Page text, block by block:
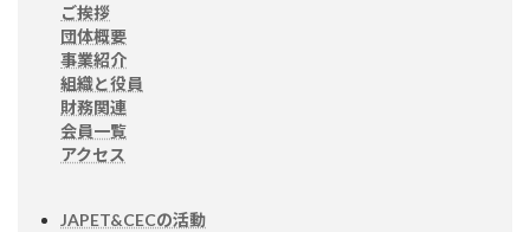
ご挨拶
団体概要
事業紹介
組織と役員
財務関連
会員一覧
アクセス
JAPET&CECの活動